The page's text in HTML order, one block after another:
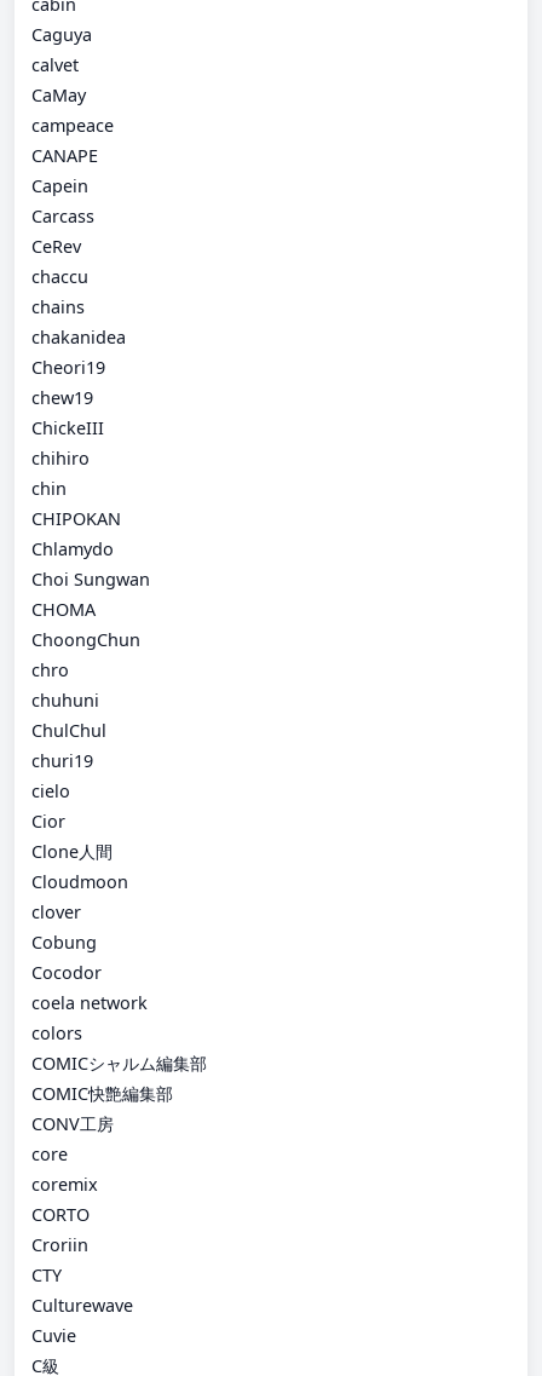
Caguya
calvet
CaMay
campeace
CANAPE
Capein
Carcass
CeRev
chaccu
chains
chakanidea
Cheori19
chew19
ChickeIII
chihiro
chin
CHIPOKAN
Chlamydo
Choi Sungwan
CHOMA
ChoongChun
chro
chuhuni
ChulChul
churi19
cielo
Cior
Clone人間
Cloudmoon
clover
Cobung
Cocodor
coela network
colors
COMICシャルム編集部
COMIC快艶編集部
CONV工房
core
coremix
CORTO
Croriin
CTY
Culturewave
Cuvie
C級